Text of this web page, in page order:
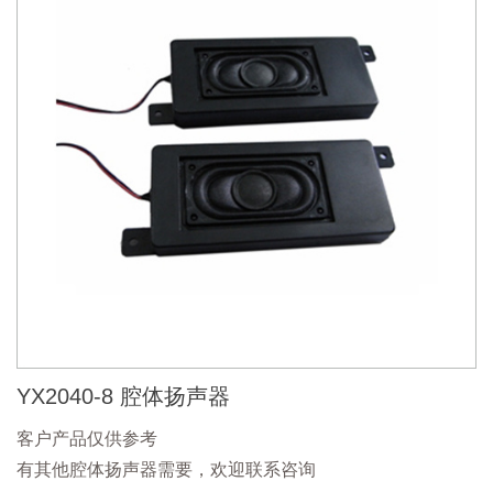
YX2040-8 腔体扬声器
客户产品仅供参考
有其他腔体扬声器需要，欢迎联系咨询